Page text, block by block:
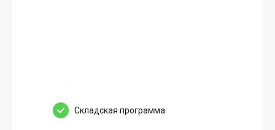
Cкладская программа